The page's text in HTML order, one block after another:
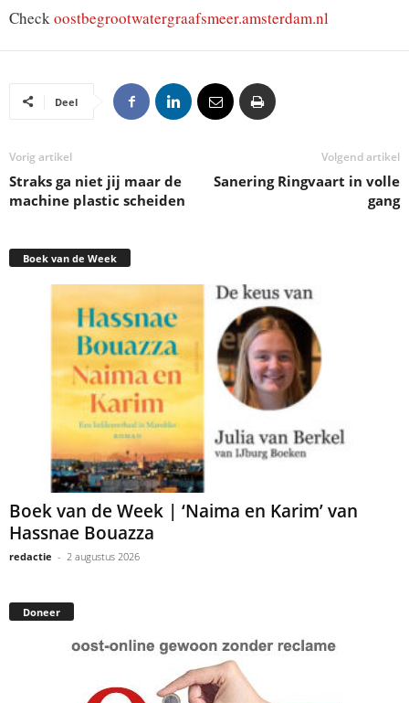
Checkoostbegrootwatergraafsmeer.amsterdam.nl
Deel
Vorig artikel
Straks ga niet jij maar de
machine plastic scheiden
Volgend artikel
Sanering Ringvaart in volle
gang
Boek van de Week
Boek van de Week | ‘Naima en Karim’ van
Hassnae Bouazza
redactie - 2 augustus 2026
Doneer